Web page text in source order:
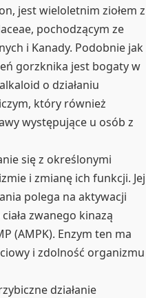
jest wieloletnim ziołem z
pochodzącym ze
i Kanady. Podobnie jak
gorzknika jest bogaty w
o działaniu
który również
występujące u osób z
się z określonymi
i zmianę ich funkcji. Jej
polega na aktywacji
zwanego kinazą
(AMPK). Enzym ten ma
i zdolność organizmu
działanie